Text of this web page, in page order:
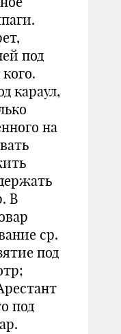
под
караул,
на
В
ср.
под
под